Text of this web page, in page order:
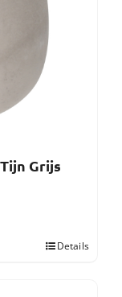
Grijs
Details